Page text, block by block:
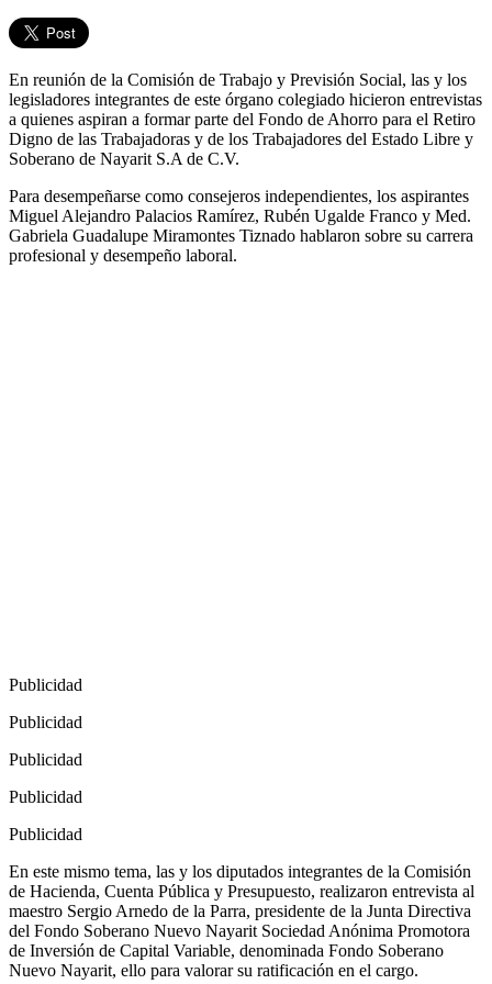
En reunión de la Comisión de Trabajo y Previsión Social, las y los
legisladores integrantes de este órgano colegiado hicieron entrevistas
a quienes aspiran a formar parte del Fondo de Ahorro para el Retiro
Digno de las Trabajadoras y de los Trabajadores del Estado Libre y
Soberano de Nayarit S.A de C.V.
Para desempeñarse como consejeros independientes, los aspirantes
Miguel Alejandro Palacios Ramírez, Rubén Ugalde Franco y Med.
Gabriela Guadalupe Miramontes Tiznado hablaron sobre su carrera
profesional y desempeño laboral.
Publicidad
Publicidad
Publicidad
Publicidad
Publicidad
En este mismo tema, las y los diputados integrantes de la Comisión
de Hacienda, Cuenta Pública y Presupuesto, realizaron entrevista al
maestro Sergio Arnedo de la Parra, presidente de la Junta Directiva
del Fondo Soberano Nuevo Nayarit Sociedad Anónima Promotora
de Inversión de Capital Variable, denominada Fondo Soberano
Nuevo Nayarit, ello para valorar su ratificación en el cargo.